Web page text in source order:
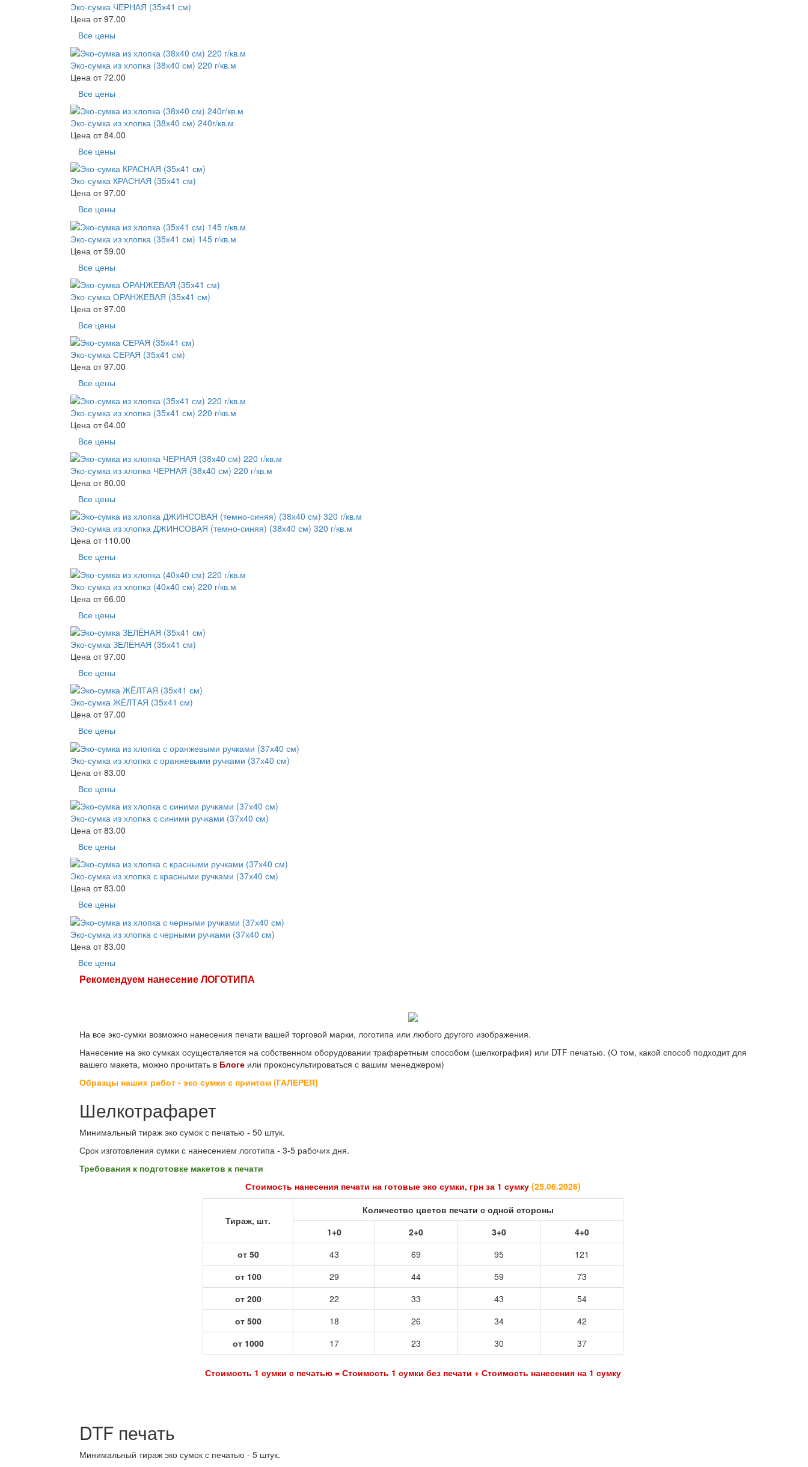
Эко-сумка ЧЕРНАЯ (35х41 см)
Цена от97.00
Все цены
Эко-сумка из хлопка (38х40 см) 220 г/кв.м
Цена от72.00
Все цены
Эко-сумка из хлопка (38х40 см) 240г/кв.м
Цена от84.00
Все цены
Эко-сумка КРАСНАЯ (35х41 см)
Цена от97.00
Все цены
Эко-сумка из хлопка (35х41 см) 145 г/кв.м
Цена от59.00
Все цены
Эко-сумка ОРАНЖЕВАЯ (35х41 см)
Цена от97.00
Все цены
Эко-сумка СЕРАЯ (35х41 см)
Цена от97.00
Все цены
Эко-сумка из хлопка (35х41 см) 220 г/кв.м
Цена от64.00
Все цены
Эко-сумка из хлопка ЧЕРНАЯ (38х40 см) 220 г/кв.м
Цена от80.00
Все цены
Эко-сумка из хлопка ДЖИНСОВАЯ (темно-синяя) (38х40 см) 320 г/кв.м
Цена от 110.00
Все цены
Эко-сумка из хлопка (40х40 см) 220 г/кв.м
Цена от66.00
Все цены
Эко-сумка ЗЕЛЁНАЯ (35х41 см)
Цена от97.00
Все цены
Эко-сумка ЖЁЛТАЯ (35х41 см)
Цена от97.00
Все цены
Эко-сумка из хлопка с оранжевыми ручками (37х40 см)
Цена от83.00
Все цены
Эко-сумка из хлопка с синими ручками (37х40 см)
Цена от83.00
Все цены
Эко-сумка из хлопка с красными ручками (37х40 см)
Цена от83.00
Все цены
Эко-сумка из хлопка с черными ручками (37х40 см)
Цена от83.00
Все цены
Рекомендуем нанесение ЛОГОТИПА
На все эко-сумки возможно нанесения печати вашей торговой марки, логотипа или любого другого изображения.
Нанесение на эко сумках осуществляется на собственном оборудовании трафаретным способом (шелкография) или DTF печатью. (О том, какой способ подходит для
вашего макета, можно прочитать в Блоге или проконсультироваться с вашим менеджером)
Образцы наших работ - эко сумки с принтом (ГАЛЕРЕЯ)
Шелкотрафарет
Минимальный тираж эко сумок с печатью - 50 штук.
Срок изготовления сумки с нанесением логотипа - 3-5 рабочих дня.
Требования к подготовке макетов к печати
Стоимость нанесения печати на готовые эко сумки, грн за 1 сумку (25.06.2026)
Тираж, шт.
Количество цветов печати с одной стороны
1+0
2+0 3+0
4+0
от 50
43 69 95
121
от 100
29 44 59
73
от 200
22 33 43
54
от 500
18 26 34
42
от 1000
17 23 30 37
Стоимость 1 сумки с печатью = Стоимость 1 сумки без печати + Стоимость нанесения на 1 сумку
DTF печать
Минимальный тираж эко сумок с печатью - 5 штук.